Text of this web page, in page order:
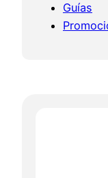
Guías